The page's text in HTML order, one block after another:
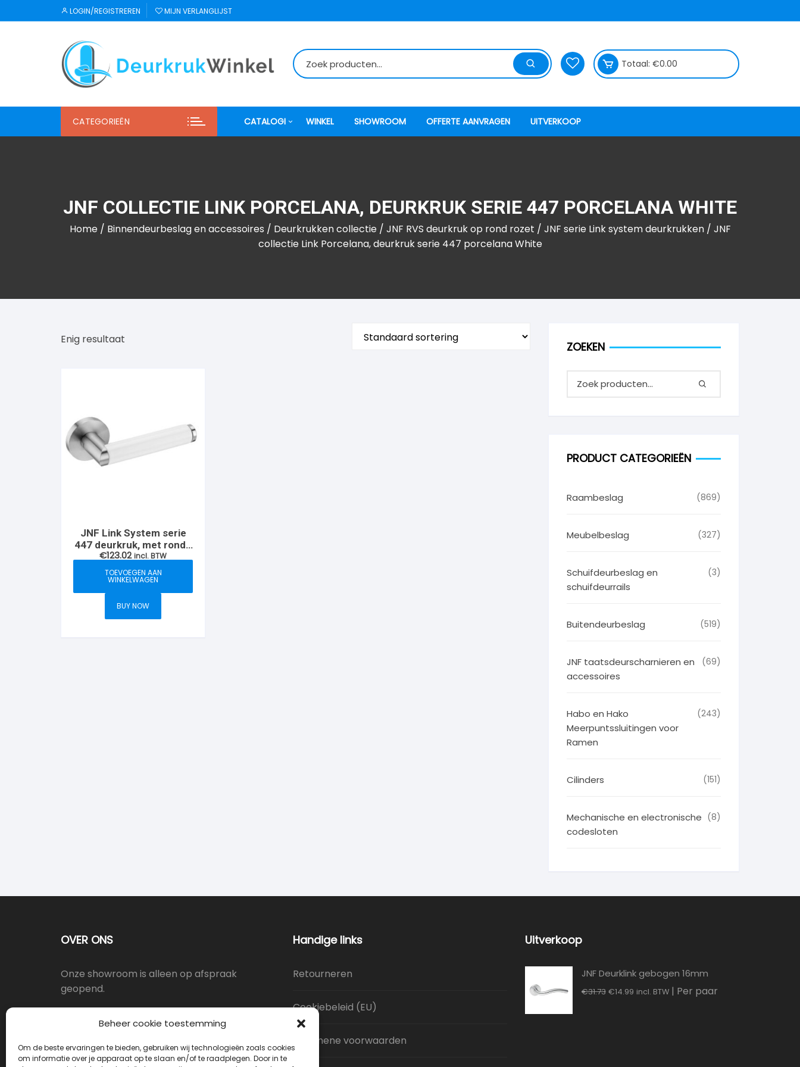
Beheer cookie toestemming
Om de beste ervaringen te bieden, gebruiken wij technologieën zoals cookies
om informatie over je apparaat op te slaan en/of te raadplegen. Door in te
naar
LOGIN/REGISTREREN MIJN VERLANGLIJST
Totaal: €0.00
CATEGORIEËN CATALOGI
Mi Satori
Winlock
WINKEL SHOWROOM OFFERTE AANVRAGEN UITVERKOOP
JNF COLLECTIE LINK PORCELANA, DEURKRUK SERIE 447 PORCELANA WHITE
Home/ Binnendeurbeslag en accessoires / Deurkrukken collectie/ JNF RVS deurkruk op rond rozet / JNF serie Link system deurkrukken/ JNF
collectie Link Porcelana, deurkruk serie 447 porcelana White
Enig resultaat
JNF Link System serie
447 deurkruk, met ronde
rozet, RVS-Porcelana
White
€123.02 incl. BTW
TOEVOEGEN AAN
WINKELWAGEN
BUY NOW
ZOEKEN
PRODUCT CATEGORIEËN
(869)
Raambeslag
(327)
Meubelbeslag
(3)
Schuifdeurbeslag en
schuifdeurrails
(519)
Buitendeurbeslag
(69)
JNF taatsdeurscharnieren en
accessoires
(243)
Habo en Hako
Meerpuntssluitingen voor
Ramen
(151)
Cilinders
(8)
Mechanische en electronische
codesloten
OVER ONS
Onze showroom is alleen op afspraak
geopend.
Oostergracht 17-10, 3763LX Soest
info@deurkrukwinkel.nl
Handige links
Retourneren
Cookiebeleid (EU)
Algemene voorwaarden
Uitverkoop
JNF Deurklink gebogen 16mm
€31.73 Oorspronkelijke
€14.99Huidige
incl. BTW | Per paar